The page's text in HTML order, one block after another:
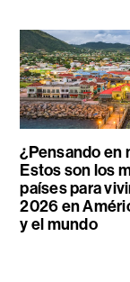
¿Pensando en
Estos son los
países para
2026 en
y el mundo